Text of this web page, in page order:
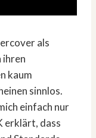
als
ihren
kaum
sinnlos.
einfach nur
erklärt, dass